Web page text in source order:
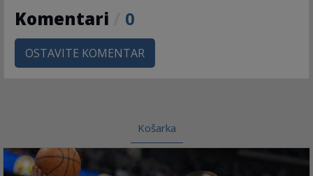
Komentari 0
OSTAVITE KOMENTAR
Košarka